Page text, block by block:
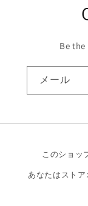
Be
メール
このショッ
あなたはスト